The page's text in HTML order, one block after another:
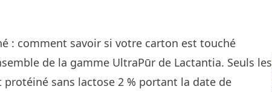
: comment savoir si votre carton est touché
de la gamme UltraPūr de Lactantia. Seuls les
sans lactose 2 % portant la date de